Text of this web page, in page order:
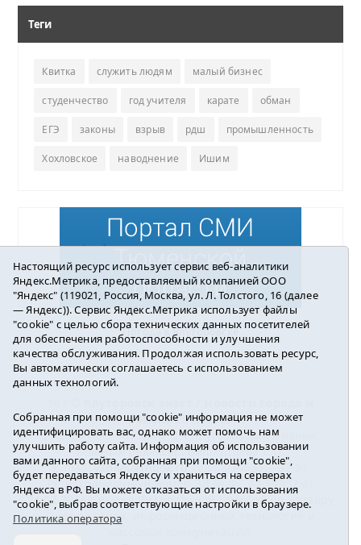
Теги
Квитка служить людям малый бизнес
студенчество год учителя карате обман
ЕГЭ законы взрыв рдш промышленность
Хохловское наводнение Ишим
Погода в Ялуторовске
района2016-2023
Учредитель: АНО «ИИЦ « Ялуторовская жизнь».
Главный редактор: Вешкурцева С.П.
E-mail:yznaet@inbox.ruТел.: 8(34535)2-02-51
Регистрационный номер ЭЛ № ФС 77-64937 от
24.02.2016г. выдан Федеральной службой по надзору
в сфере связи, информационных технологий и
Настоящий ресурс использует сервис веб-аналитики
Яндекс.Метрика, предоставляемый компанией ООО
"Яндекс" (119021, Россия, Москва, ул. Л. Толстого, 16 (далее
— Яндекс)). Сервис Яндекс.Метрика использует файлы
"cookie" с целью сбора технических данных посетителей
для обеспечения работоспособности и улучшения
качества обслуживания. Продолжая использовать ресурс,
Вы автоматически соглашаетесь с использованием
данных технологий.
Собранная при помощи "cookie" информация не может
идентифицировать вас, однако может помочь нам
улучшить работу сайта. Информация об использовании
вами данного сайта, собранная при помощи "cookie",
будет передаваться Яндексу и храниться на серверах
Яндекса в РФ. Вы можете отказаться от использования
"cookie", выбрав соответствующие настройки в браузере.
Политика оператора